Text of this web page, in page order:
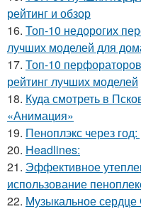
рейтинг и обзор
16. Топ-10 недорогих
лучших моделей для
17. Топ-10
рейтинг лучших моделей
18. Куда смотреть в
«Анимация»
19. Пеноплэкс через
20. Headlines:
21. Эффективное
использование
22. Музыкальное